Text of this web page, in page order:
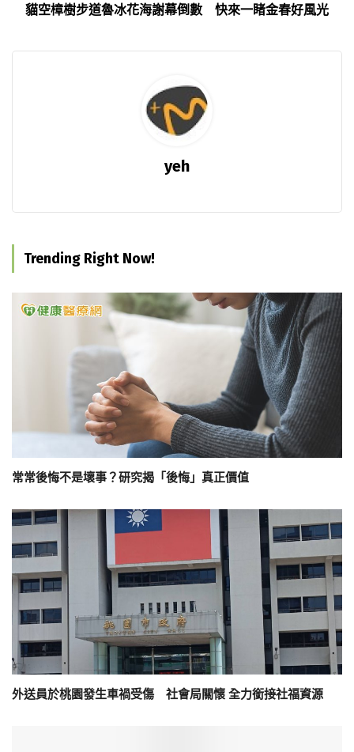
貓空樟樹步道魯冰花海謝幕倒數 快來一睹金春好風光
yeh
Trending Right Now!
常常後悔不是壞事？研究揭「後悔」真正價值
外送員於桃園發生車禍受傷 社會局關懷 全力銜接社福資源